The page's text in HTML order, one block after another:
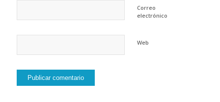
Correo
electrónico
Web